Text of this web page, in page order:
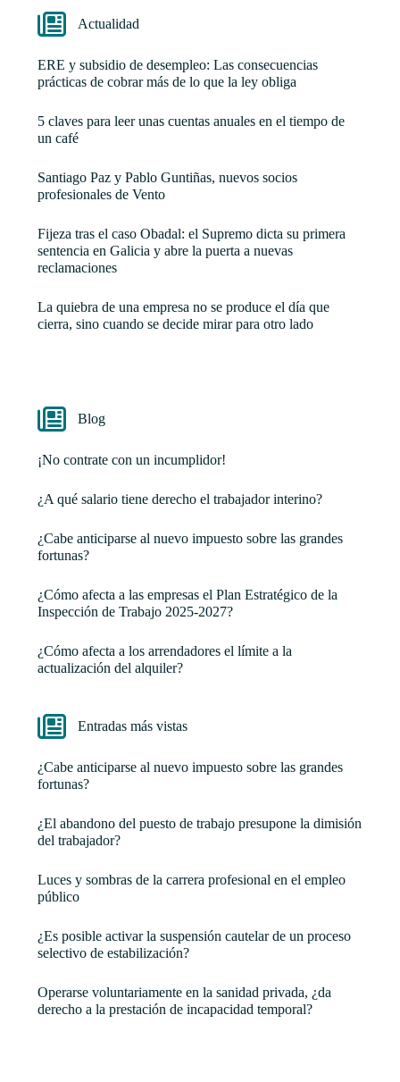
Actualidad
ERE y subsidio de desempleo: Las consecuencias
prácticas de cobrar más de lo que la ley obliga
5 claves para leer unas cuentas anuales en el tiempo de
un café
Santiago Paz y Pablo Guntiñas, nuevos socios
profesionales de Vento
Fijeza tras el caso Obadal: el Supremo dicta su primera
sentencia en Galicia y abre la puerta a nuevas
reclamaciones
La quiebra de una empresa no se produce el día que
cierra, sino cuando se decide mirar para otro lado
Blog
¡No contrate con un incumplidor!
¿A qué salario tiene derecho el trabajador interino?
¿Cabe anticiparse al nuevo impuesto sobre las grandes
fortunas?
¿Cómo afecta a las empresas el Plan Estratégico de la
Inspección de Trabajo 2025-2027?
¿Cómo afecta a los arrendadores el límite a la
actualización del alquiler?
Entradas más vistas
¿Cabe anticiparse al nuevo impuesto sobre las grandes
fortunas?
¿El abandono del puesto de trabajo presupone la dimisión
del trabajador?
Luces y sombras de la carrera profesional en el empleo
público
¿Es posible activar la suspensión cautelar de un proceso
selectivo de estabilización?
Operarse voluntariamente en la sanidad privada, ¿da
derecho a la prestación de incapacidad temporal?